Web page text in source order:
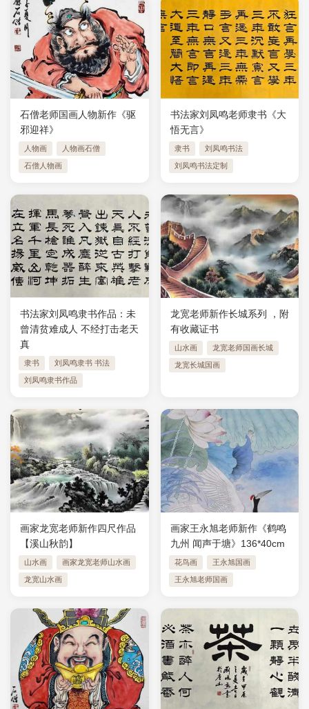
石僧老师国画人物新作《驱
邪迎祥》
人物画 人物画石僧
石僧人物画
书法家刘凤鸣老师隶书《大
悟无言》
隶书 刘凤鸣书法
刘凤鸣书法定制
书法家刘凤鸣隶书作品：未
曾清贫难成人 不经打击老天
真
隶书 刘凤鸣隶书 书法
刘凤鸣隶书作品
龙宽老师新作长城系列 ，附
有收藏证书
山水画 龙宽老师国画长城
龙宽长城国画
画家龙宽老师新作四尺作品
【溪山秋韵】
山水画 画家龙宽老师山水画
龙宽山水画
画家王永旭老师新作《鹤鸣
九州 闻声于塘》136*40cm
花鸟画 王永旭国画
王永旭老师国画